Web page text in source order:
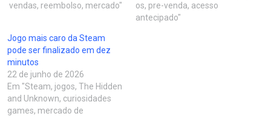
vendas, reembolso, mercado"
os, pre-venda, acesso
antecipado"
Jogo mais caro da Steam
pode ser finalizado em dez
minutos
22 de junho de 2026
Em "Steam, jogos, The Hidden
and Unknown, curiosidades
games, mercado de